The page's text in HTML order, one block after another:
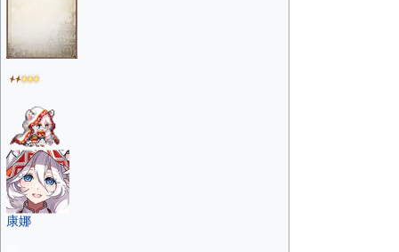
康娜